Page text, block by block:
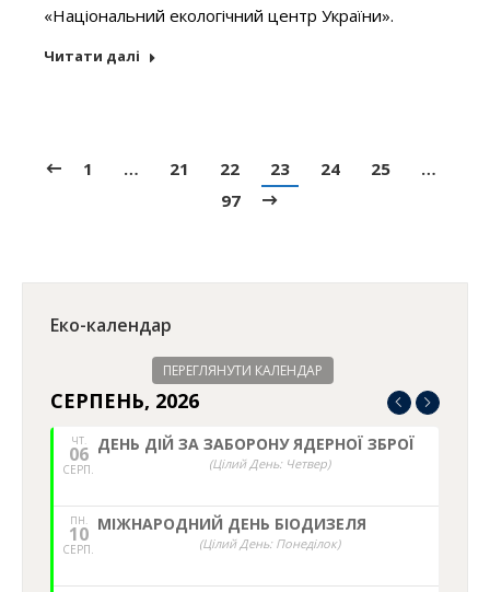
«Національний екологічний центр України».
Читати далі
1 … 21 22 23 24 25
…
97
Еко-календар
ПЕРЕГЛЯНУТИ КАЛЕНДАР
СЕРПЕНЬ, 2026
ЧТ.
06
СЕРП.
ДЕНЬ ДІЙ ЗА ЗАБОРОНУ ЯДЕРНОЇ ЗБРОЇ
(Цілий День: Четвер)
ПН.
10
СЕРП.
МІЖНАРОДНИЙ ДЕНЬ БІОДИЗЕЛЯ
(Цілий День: Понеділок)